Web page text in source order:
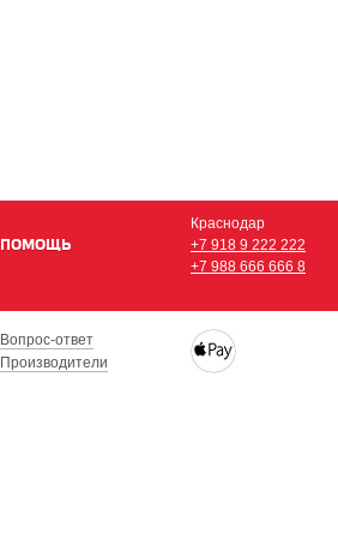
ПОМОЩЬ
Краснодар
+7 918 9 222 222
+7 988 666 666 8
Вопрос-ответ
Производители